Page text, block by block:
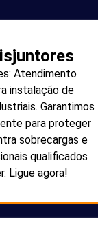
Atendimento
instalação de
Garantimos
para proteger
sobrecargas e
qualificados
Ligue agora!